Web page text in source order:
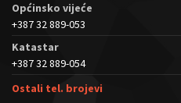
Općinsko vijeće
+387 32 889-053
Katastar
+387 32 889-054
Ostali tel. brojevi